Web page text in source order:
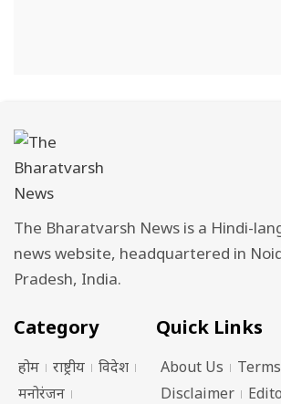
The Bharatvarsh News is a Hindi-
news website, headquartered in
Pradesh, India.
Category
होम राष्ट्रीय
विदेश
मनोरंजन
Quick Links
About Us
Disclaimer